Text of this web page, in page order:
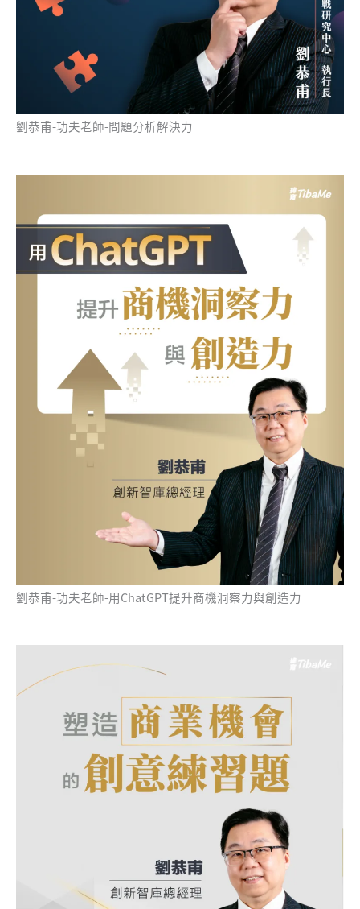
劉恭甫-功夫老師-問題分析解決力
劉恭甫-功夫老師-用ChatGPT提升商機洞察力與創造力